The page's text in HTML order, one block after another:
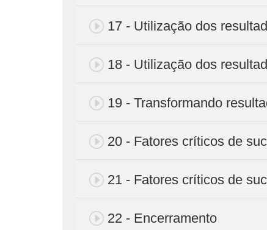
17 - Utilização dos
18 - Utilização dos
19 - Transformando
20 - Fatores críticos de
21 - Fatores críticos de
22 - Encerramento